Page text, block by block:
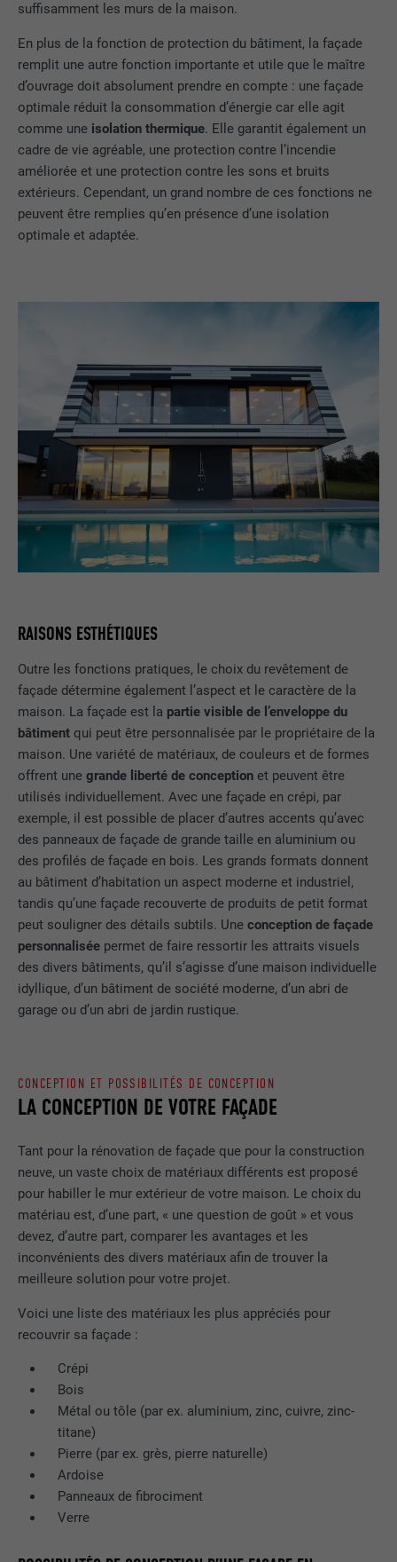
suffisamment les murs de la maison.
En plus de la fonction de protection du bâtiment, la façade
remplit une autre fonction importante et utile que le maître
d’ouvrage doit absolument prendre en compte : une façade
optimale réduit la consommation d’énergie car elle agit
comme une isolation thermique. Elle garantit également un
cadre de vie agréable, une protection contre l’incendie
améliorée et une protection contre les sons et bruits
extérieurs. Cependant, un grand nombre de ces fonctions ne
peuvent être remplies qu’en présence d’une isolation
optimale et adaptée.
RAISONS ESTHÉTIQUES
Outre les fonctions pratiques, le choix du revêtement de
façade détermine également l’aspect et le caractère de la
maison. La façade est la partie visible de l’enveloppe du
bâtiment qui peut être personnalisée par le propriétaire de la
maison. Une variété de matériaux, de couleurs et de formes
offrent unegrande liberté de conception et peuvent être
utilisés individuellement. Avec une façade en crépi, par
exemple, il est possible de placer d’autres accents qu’avec
des panneaux de façade de grande taille en aluminium ou
des profilés de façade en bois. Les grands formats donnent
au bâtiment d’habitation un aspect moderne et industriel,
tandis qu’une façade recouverte de produits de petit format
peut souligner des détails subtils. Uneconception de façade
personnalisée permet de faire ressortir les attraits visuels
des divers bâtiments, qu’il s’agisse d’une maison individuelle
idyllique, d’un bâtiment de société moderne, d’un abri de
garage ou d’un abri de jardin rustique.
LA CONCEPTION DE VOTRE FAÇADE
CONCEPTION ET POSSIBILITÉS DE CONCEPTION
Tant pour la rénovation de façade que pour la construction
neuve, un vaste choix de matériaux différents est proposé
pour habiller le mur extérieur de votre maison. Le choix du
matériau est, d’une part, « une question de goût » et vous
devez, d’autre part, comparer les avantages et les
inconvénients des divers matériaux afin de trouver la
meilleure solution pour votre projet.
Voici une liste des matériaux les plus appréciés pour
recouvrir sa façade :
Crépi
Bois
Métal ou tôle (par ex. aluminium, zinc, cuivre, zinc-
titane)
Pierre (par ex. grès, pierre naturelle)
Ardoise
Panneaux de fibrociment
Verre